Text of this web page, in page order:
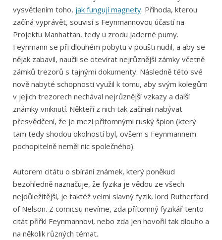
vysvětlením toho, jak fungují magnety. Příhoda, kterou
začíná vyprávět, souvisí s Feynmannovou účastí na
Projektu Manhattan, tedy u zrodu jaderné pumy.
Feynmann se při dlouhém pobytu v poušti nudil, a aby se
nějak zabavil, naučil se otevírat nejrůznější zámky včetně
zámků trezorů s tajnými dokumenty. Následně této své
nově nabyté schopnosti využil k tomu, aby svým kolegům
v jejich trezorech nechával nejrůznější vzkazy a další
známky vniknutí. Někteří z nich tak začínali nabývat
přesvědčení, že je mezi přítomnými ruský špion (který
tam tedy shodou okolností byl, ovšem s Feynmannem
pochopitelně neměl nic společného).
Autorem citátu o sbírání známek, který poněkud
bezohledně naznačuje, že fyzika je vědou ze všech
nejdůležitější, je taktéž velmi slavný fyzik, lord Rutherford
of Nelson. Z comicsu nevíme, zda přítomný fyzikář tento
citát přiřkl Feynmannovi, nebo zda jen hovořil tak dlouho a
na několik různých témat.